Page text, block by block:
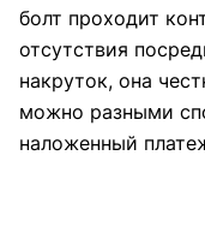
болт проходит
отсутствия
накруток, она
можно разными
наложенный